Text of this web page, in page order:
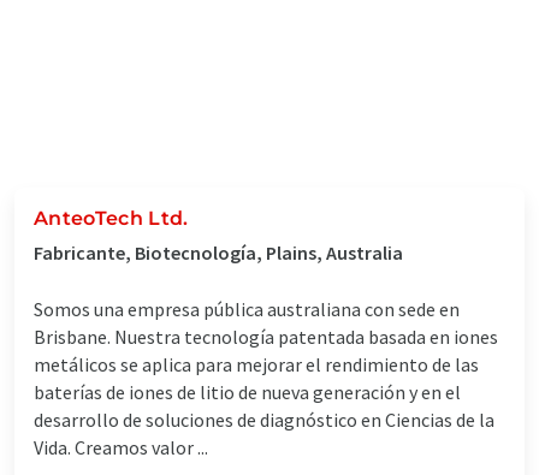
AnteoTech Ltd.
Fabricante, Biotecnología, Plains, Australia
Somos una empresa pública australiana con sede en
Brisbane. Nuestra tecnología patentada basada en iones
metálicos se aplica para mejorar el rendimiento de las
baterías de iones de litio de nueva generación y en el
desarrollo de soluciones de diagnóstico en Ciencias de la
Vida. Creamos valor ...